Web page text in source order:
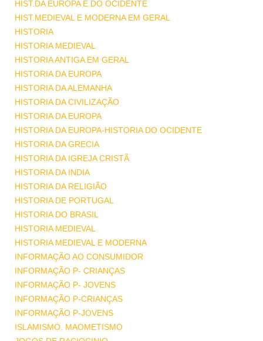
HIST.DA EUROPA E DO OCIDENTE
HIST.MEDIEVAL E MODERNA EM GERAL
HISTORIA
HISTORIA MEDIEVAL
HISTORIA ANTIGA EM GERAL
HISTORIA DA EUROPA
HISTORIA DA ALEMANHA
HISTORIA DA CIVILIZAÇÃO
HISTORIA DA EUROPA
HISTORIA DA EUROPA-HISTORIA DO OCIDENTE
HISTORIA DA GRECIA
HISTORIA DA IGREJA CRISTÃ
HISTORIA DA INDIA
HISTORIA DA RELIGIÃO
HISTORIA DE PORTUGAL
HISTORIA DO BRASIL
HISTORIA MEDIEVAL
HISTORIA MEDIEVAL E MODERNA
INFORMAÇÃO AO CONSUMIDOR
INFORMAÇÃO P- CRIANÇAS
INFORMAÇÃO P- JOVENS
INFORMAÇÃO P-CRIANÇAS
INFORMAÇÃO P-JOVENS
ISLAMISMO. MAOMETISMO